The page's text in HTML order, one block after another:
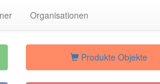
Organisationen
Produkte Objekte